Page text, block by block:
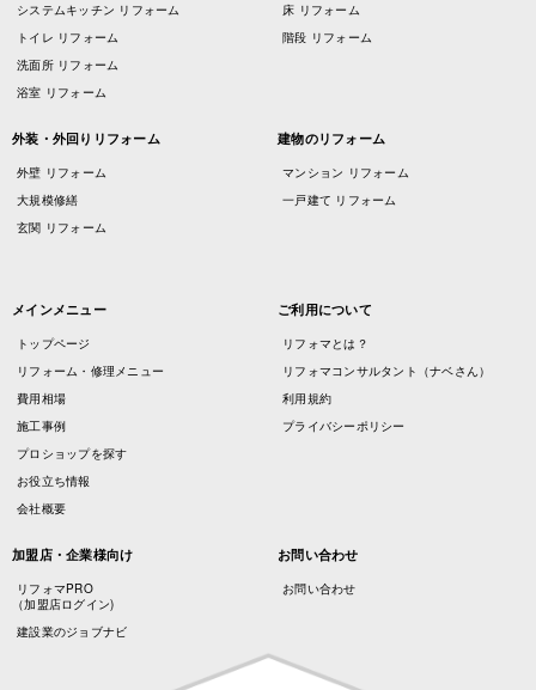
システムキッチン リフォーム
トイレ リフォーム
洗面所 リフォーム
浴室 リフォーム
床 リフォーム
階段 リフォーム
外装・外回りリフォーム
外壁 リフォーム
大規模修繕
玄関 リフォーム
建物のリフォーム
マンション リフォーム
一戸建て リフォーム
メインメニュー
トップページ
リフォーム・修理メニュー
費用相場
施工事例
プロショップを探す
お役立ち情報
会社概要
ご利用について
リフォマとは？
リフォマコンサルタント（ナベさん）
利用規約
プライバシーポリシー
加盟店・企業様向け
リフォマPRO
（加盟店ログイン)
建設業のジョブナビ
お問い合わせ
お問い合わせ